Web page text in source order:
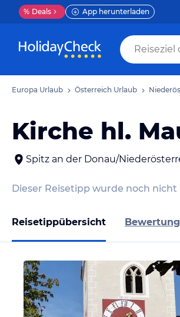
% Deals App herunterladen
Europa Urlaub Österreich Urlaub
Kirche hl.
Spitz an der Donau/
Dieser Reisetipp wurde noch
Reisetippübersicht